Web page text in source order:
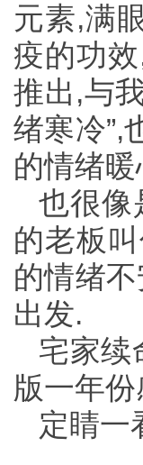
元素,满
疫的功
推出,与
绪寒冷”,
的情绪
也很像
的老板
的情绪
出发.
宅家续
版一年份
定睛一